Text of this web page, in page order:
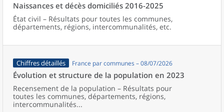
Naissances et décès domiciliés 2016-2025
État civil – Résultats pour toutes les communes,
départements, régions, intercommunalités, etc.
Chiffres détaillés France par communes – 08/07/2026
Évolution et structure de la population en 2023
Recensement de la population – Résultats pour
toutes les communes, départements, régions,
intercommunalités...